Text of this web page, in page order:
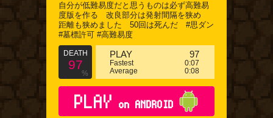
自分が低難易度だと思うものは必ず高難易
度版を作る 改良部分は発射間隔を狭め
距離も狭めました 50回は死んだ #思ダン
#墓標許可 #高難易度
DEATH
97
%
PLAY 97
Fastest
0:07
Average
0:08
PLAY on ANDROID